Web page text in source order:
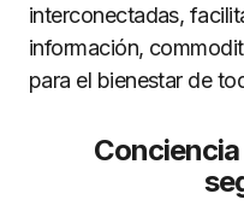
interconectadas,
información,
para el bienestar de